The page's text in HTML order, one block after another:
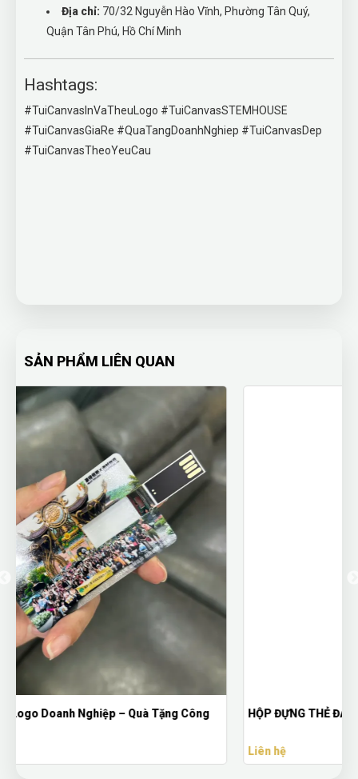
Địa chỉ: 70/32 Nguyễn Hào Vĩnh, Phường Tân Quý,
Quận Tân Phú, Hồ Chí Minh
Hashtags:
#TuiCanvasInVaTheuLogo #TuiCanvasSTEMHOUSE
#TuiCanvasGiaRe #QuaTangDoanhNghiep #TuiCanvasDep
#TuiCanvasTheoYeuCau
SẢN PHẨM LIÊN QUAN
HỘP ĐỰNG THẺ ĐA NĂNG - VNC 15